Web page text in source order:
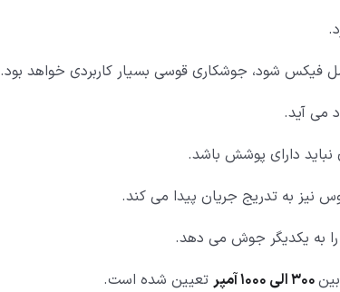
فیکس شود، جوشکاری قوسی بسیار کاربردی خواهد بود.
می آید.
دارای پوشش باشد.
نیز به تدریج جریان پیدا می کند.
به یکدیگر جوش می دهد.
تعیین شده است.